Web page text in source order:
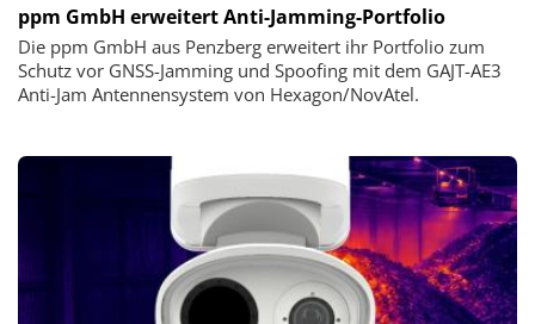
ppm GmbH erweitert Anti-Jamming-Portfolio
Die ppm GmbH aus Penzberg erweitert ihr Portfolio zum
Schutz vor GNSS-Jamming und Spoofing mit dem GAJT-AE3
Anti-Jam Antennensystem von Hexagon/NovAtel.